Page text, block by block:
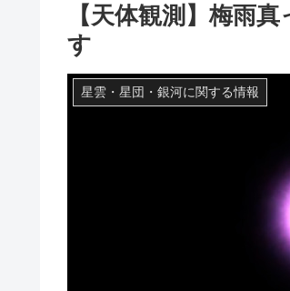
【天体観測】梅雨
す
星雲・星団・銀河に関する情報